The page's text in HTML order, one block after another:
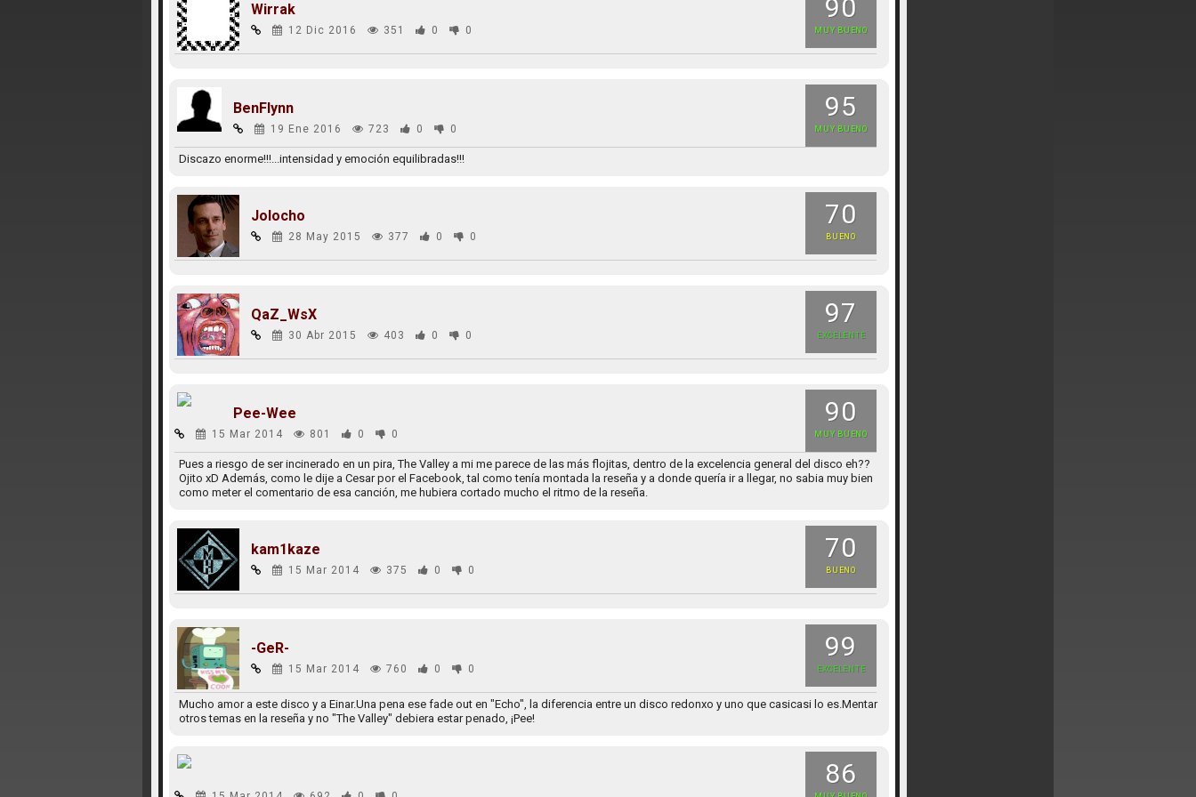
90
MUY BUENO
Wirrak
12 Dic 2016 351 0 0
95
MUY BUENO
BenFlynn
19 Ene 2016 723 0 0
Discazo enorme!!!...intensidad y emoción equilibradas!!!
70
BUENO
Jolocho
28 May 2015 377 0 0
97
EXCELENTE
QaZ_WsX
30 Abr 2015 403 0 0
90
MUY BUENO
Pee-Wee
15 Mar 2014 801 0 0
Pues a riesgo de ser incinerado en un pira, The Valley a mi me parece de las más flojitas, dentro de la excelencia general del disco eh??
Ojito xD Además, como le dije a Cesar por el Facebook, tal como tenía montada la reseña y a donde quería ir a llegar, no sabia muy bien
como meter el comentario de esa canción, me hubiera cortado mucho el ritmo de la reseña.
70
BUENO
kam1kaze
15 Mar 2014 375 0 0
99
EXCELENTE
-GeR-
15 Mar 2014 760 0 0
Mucho amor a este disco y a Einar.Una pena ese fade out en "Echo", la diferencia entre un disco redonxo y uno que casicasi lo es.Mentar
otros temas en la reseña y no "The Valley" debiera estar penado, ¡Pee!
86